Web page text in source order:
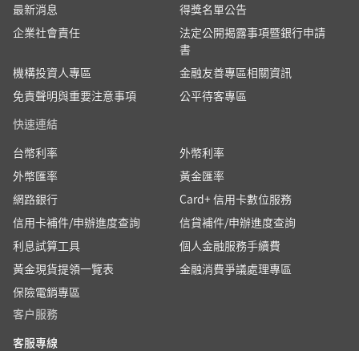
最新消息
得獎名單公告
企業社會責任
法定公開揭露事項暨銀行申請
書
機構投資人專區
金融友善專區相關資訊
免責聲明與重要注意事項
公平待客專區
快速連結
台幣利率
外幣利率
外幣匯率
黃金匯率
網路銀行
Card+ 信用卡數位服務
信用卡補件/申辦進度查詢
信貸補件/申辦進度查詢
利息試算工具
個人金融服務手續費
黃金現貨提領一覽表
金融消費爭議處理專區
保險電銷專區
客户服務
客服專線